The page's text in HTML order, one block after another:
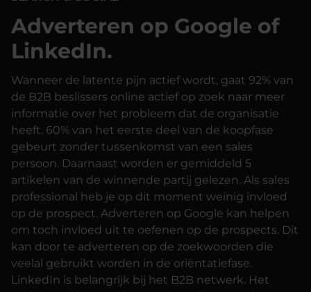
Adverteren op Google of
LinkedIn.
Wanneer de latente pijn actief wordt, gaat 92% van
de B2B beslissers online actief op zoek naar meer
informatie over het probleem dat de organisatie
heeft. 60% van het eerste deel van de koopfase
gebeurt zonder tussenkomst van een sales
persoon. Daarnaast worden er gemiddeld 5
artikelen van de winnende partij gelezen. Als sales
professional heb je op dit moment weinig invloed
op de prospect. Adverteren op Google kan helpen
om toch invloed uit te oefenen op de prospects. Dit
kan door te adverteren op de zoekwoorden die
veelal gebruikt worden in de oriëntatiefase.
LinkedIn is belangrijk bij het B2B netwerk. Het